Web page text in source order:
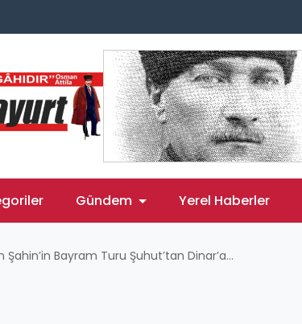
Gündem Yerel Haberler
Şahin’in Bayram Turu Şuhut’tan Dinar’a...